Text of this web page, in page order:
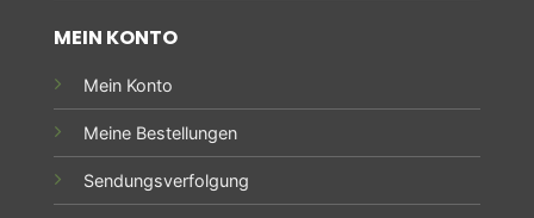
MEIN KONTO
Mein Konto
Meine Bestellungen
Sendungsverfolgung